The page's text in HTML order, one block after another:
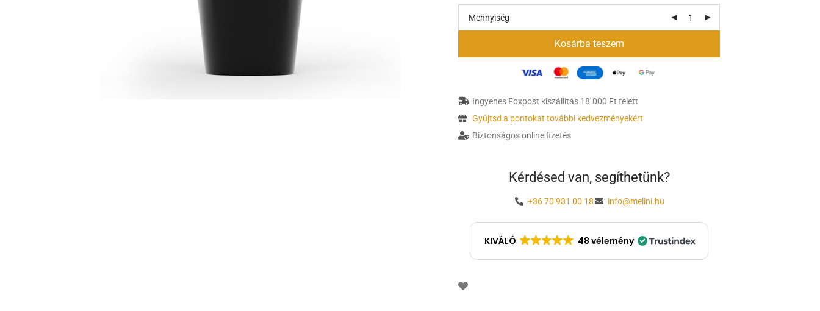
Mennyiség
Kosárba teszem
Ingyenes Foxpost kiszállitás 18.000 Ft felett
Gyűjtsd a pontokat további kedvezményekért
Biztonságos online fizetés
Kérdésed van, segíthetünk?
+36 70 931 00 18 info@melini.hu
KIVÁLÓ 48 vélemény